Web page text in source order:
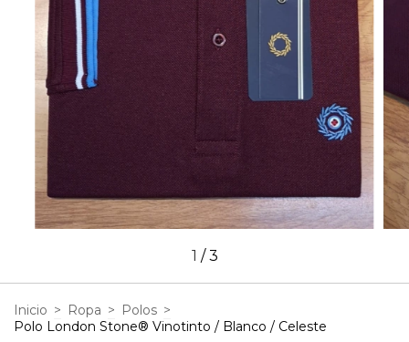
1 /3
Inicio > Ropa > Polos >
Polo London Stone® Vinotinto / Blanco / Celeste